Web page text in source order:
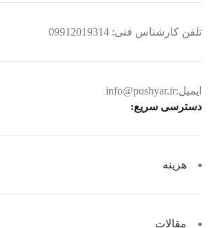
تلفن کارشناس فنی: 09912019314
ایمیل:info@pushyar.ir
دسترسی سریع:
هزینه
مقالات